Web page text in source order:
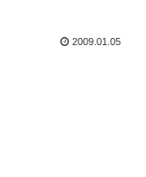
2009.01.05